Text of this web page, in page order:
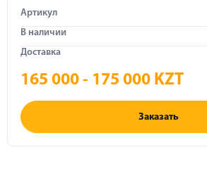
Артикул
В наличии
Доставка
165 000 - 175 000 KZT
Заказать